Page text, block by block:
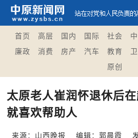
首页 高层 国内 国际 社会
廉政
消费 房产 汽车 教育
原创
太原老人崔润怀退休后
就喜欢帮助人
来源：山西晚报 编辑：郭晨霞